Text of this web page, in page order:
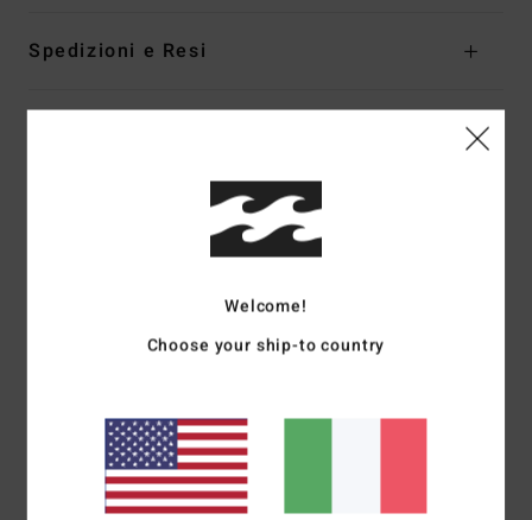
Spedizioni e Resi
Punteggio medio
5.0/5
Comfort
5.0
Welcome!
Choose your ship-to country